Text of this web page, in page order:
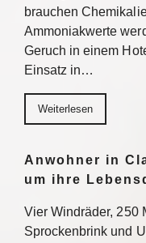
brauchen
Ammoniakwerte
Geruch in einem
Einsatz in…
Weiterlesen
Anwohner in
um ihre
Vier Windräder, 250
Sprockenbrink und